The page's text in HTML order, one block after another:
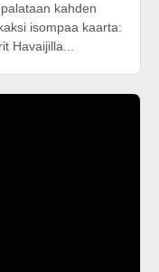
kahden
isompaa kaarta:
Havaijilla...